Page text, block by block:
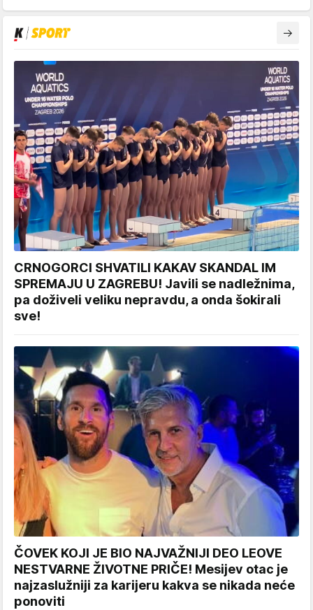
CRNOGORCI SHVATILI KAKAV SKANDAL IM
SPREMAJU U ZAGREBU! Javili se nadležnima,
pa doživeli veliku nepravdu, a onda šokirali
sve!
ČOVEK KOJI JE BIO NAJVAŽNIJI DEO LEOVE
NESTVARNE ŽIVOTNE PRIČE! Mesijev otac je
najzaslužniji za karijeru kakva se nikada neće
ponoviti